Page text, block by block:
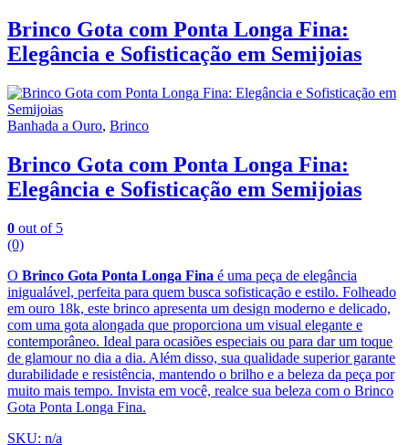
Brinco Gota com Ponta Longa Fina:
Elegância e Sofisticação em Semijoias
Banhada a Ouro, Brinco
Brinco Gota com Ponta Longa Fina:
Elegância e Sofisticação em Semijoias
0 out of 5
(0)
O Brinco Gota Ponta Longa Fina é uma peça de elegância
inigualável, perfeita para quem busca sofisticação e estilo. Folheado
em ouro 18k, este brinco apresenta um design moderno e delicado,
com uma gota alongada que proporciona um visual elegante e
contemporâneo. Ideal para ocasiões especiais ou para dar um toque
de glamour no dia a dia. Além disso, sua qualidade superior garante
durabilidade e resistência, mantendo o brilho e a beleza da peça por
muito mais tempo. Invista em você, realce sua beleza com o Brinco
Gota Ponta Longa Fina.
SKU: n/a